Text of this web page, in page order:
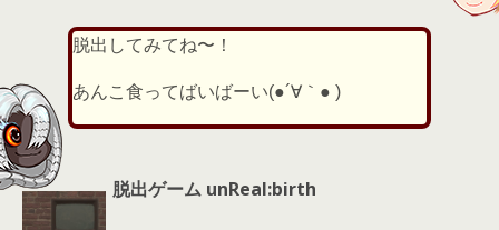
脱出してみてね〜！
あんこ食ってばいばーい(●´∀｀● )
脱出ゲーム unReal:birth